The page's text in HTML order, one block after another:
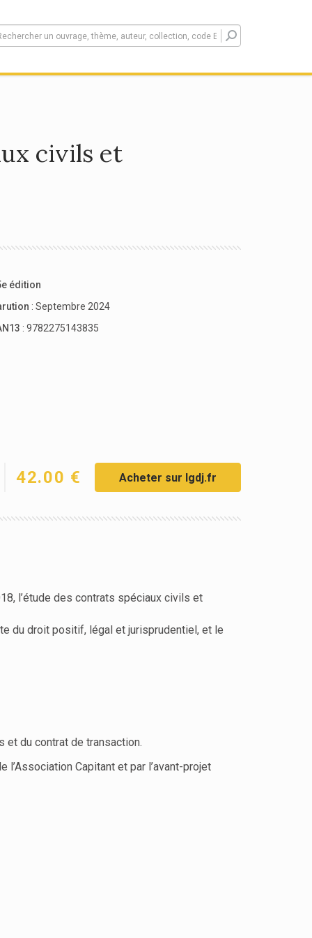
civils et
édition
: Septembre 2024
: 9782275143835
42.00 € Acheter sur lgdj.fr
l’étude des contrats spéciaux civils et
du droit positif, légal et jurisprudentiel, et le
et du contrat de transaction.
Capitant et par l’avant-projet